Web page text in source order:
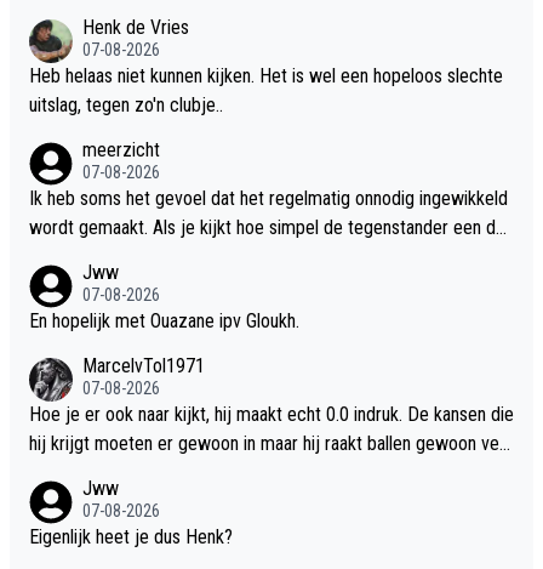
logisch. Het moet nog verder worden geautomatiseerd. Denk d
at als je over 2 maanden het opnieuw bekijkt dat het spel al vee
l sneller zal gaan. Alleen moet je in de tussentijd geen punten lat
Henk de Vries
07-08-2026
Heb helaas niet kunnen kijken. Het is wel een hopeloos slechte
uitslag, tegen zo'n clubje..
meerzicht
07-08-2026
Ik heb soms het gevoel dat het regelmatig onnodig ingewikkeld
wordt gemaakt. Als je kijkt hoe simpel de tegenstander een do
nde aan te pas moet komen om een doelpunt te maken
Jww
07-08-2026
En hopelijk met Ouazane ipv Gloukh.
MarcelvTol1971
07-08-2026
Hoe je er ook naar kijkt, hij maakt echt 0.0 indruk. De kansen die
hij krijgt moeten er gewoon in maar hij raakt ballen gewoon verk
Jww
07-08-2026
Eigenlijk heet je dus Henk?